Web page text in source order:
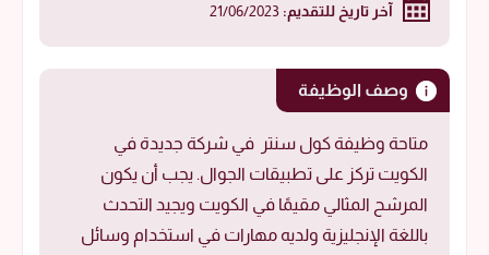
آخر تاريخ للتقديم:
وصف الوظيفة
متاحة وظيفة كول سنتر في شركة جديدة في
الكويت تركز على تطبيقات الجوال. يجب أن يكون
المرشح المثالي مقيمًا في الكويت ويجيد التحدث
باللغة الإنجليزية ولديه مهارات في استخدام وسائل